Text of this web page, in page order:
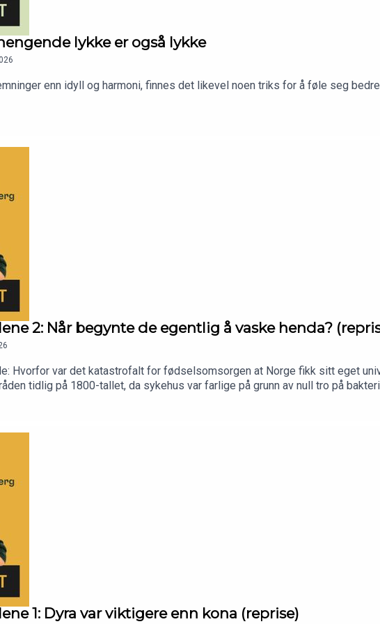
lykke er også lykke
enn idyll og harmoni, finnes det likevel noen triks for å føle seg
2: Når begynte de egentlig å vaske henda?
Hvorfor var det katastrofalt for fødselsomsorgen at Norge fikk sitt eget
tidlig på 1800-tallet, da sykehus var farlige på grunn av null tro på
og bedøvelse gjør etter hvert sitt inntog, både på godt og
antibiotika slutter å virke? Episoden ble først publisert 13. okt 2025.
1: Dyra var viktigere enn kona (reprise)